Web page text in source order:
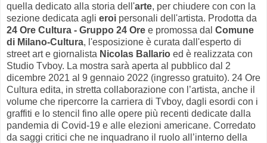
quella dedicato alla storia dell'arte, per chiudere con con la
sezione dedicata agli eroi personali dell'artista. Prodotta da
24 Ore Cultura - Gruppo 24 Ore e promossa dal Comune
di Milano-Cultura, l'esposizione è curata dall'esperto di
street art e giornalista Nicolas Ballario ed è realizzata con
Studio Tvboy. La mostra sarà aperta al pubblico dal 2
dicembre 2021 al 9 gennaio 2022 (ingresso gratuito). 24 Ore
Cultura edita, in stretta collaborazione con l’artista, anche il
volume che ripercorre la carriera di Tvboy, dagli esordi con i
graffiti e lo stencil fino alle opere più recenti dedicate dalla
pandemia di Covid-19 e alle elezioni americane. Corredato
da saggi critici che ne inquadrano il ruolo all’interno della